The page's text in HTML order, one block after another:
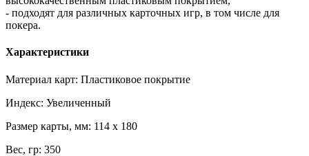
- подходят для различных карточных игр, в том числе для
покера.
Характеристики
Материал карт: Пластиковое покрытие
Индекс: Увеличенный
Размер карты, мм: 114 x 180
Вес, гр: 350